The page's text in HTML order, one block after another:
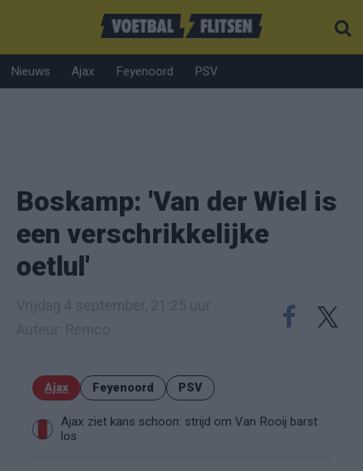
Nieuws Ajax Feyenoord PSV
Boskamp: 'Van der Wiel is
een verschrikkelijke
oetlul'
Ajax Feyenoord PSV
Ajax ziet kans schoon: strijd om Van Rooij barst
los